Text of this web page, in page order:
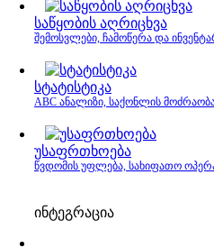
საწყობის აღრიცხვა
შემოსვლები, ჩამოწერა და
სტატისტიკა
ABC ანალიზი, საქონლის
უსაფრთხოება
წვდომის უფლება, სახიფათო
ინტეგრაცია